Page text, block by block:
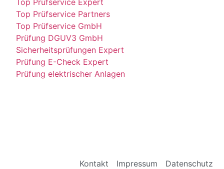
Top Prüfservice Expert
Top Prüfservice Partners
Top Prüfservice GmbH
Prüfung DGUV3 GmbH
Sicherheitsprüfungen Expert
Prüfung E-Check Expert
Prüfung elektrischer Anlagen
Kontakt Impressum Datenschutz